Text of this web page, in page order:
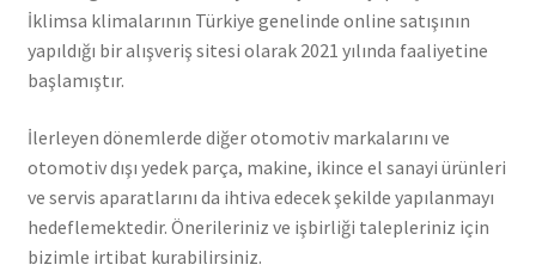
İklimsa klimalarının Türkiye genelinde online satışının
yapıldığı bir alışveriş sitesi olarak 2021 yılında faaliyetine
başlamıştır.
İlerleyen dönemlerde diğer otomotiv markalarını ve
otomotiv dışı yedek parça, makine, ikince el sanayi ürünleri
ve servis aparatlarını da ihtiva edecek şekilde yapılanmayı
hedeflemektedir. Önerileriniz ve işbirliği talepleriniz için
bizimle irtibat kurabilirsiniz.